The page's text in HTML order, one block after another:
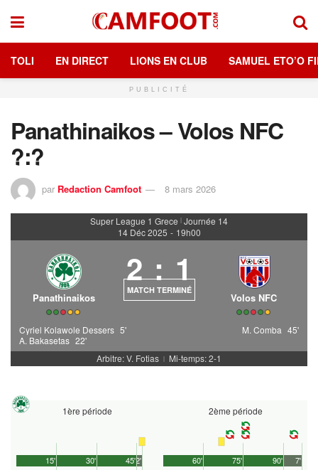
TOLI EN DIRECT LIONS EN CLUB SAMUEL ETO’O
PUBLICITÉ
Panathinaikos – Volos NFC
?:?
par Redaction Camfoot 8 mars 2026
Super League 1 Grece | Journée 14
14 Déc 2025 - 19h00
Panathinaikos
2 : 1
MATCH TERMINÉ
Volos NFC
Cyriel Kolawole Dessers 5'
A. Bakasetas 22'
M. Comba 45'
Arbitre: V. Fotias | Mi-temps: 2-1
1ère période
45'
15' 30' 2'
2ème période
90'
60' 75' 7'